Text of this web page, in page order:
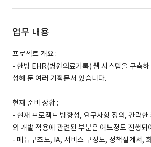
업무 내용
프로젝트 개요 :
- 한방 EHR(병원의료기록) 웹 시스템을 구축
성해 둔 여러 기획문서 있습니다.
현재 준비 상황 :
- 현재 프로젝트 방향성, 요구사항 정의, 간략
외 개발 적용에 관련된 부분은 어느정도 진행되
- 메뉴구조도, IA, 서비스 구성도, 정책설계서,